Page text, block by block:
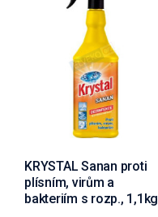
KRYSTAL Sanan proti
plísním, virům a
bakteriím s rozp., 1,1kg